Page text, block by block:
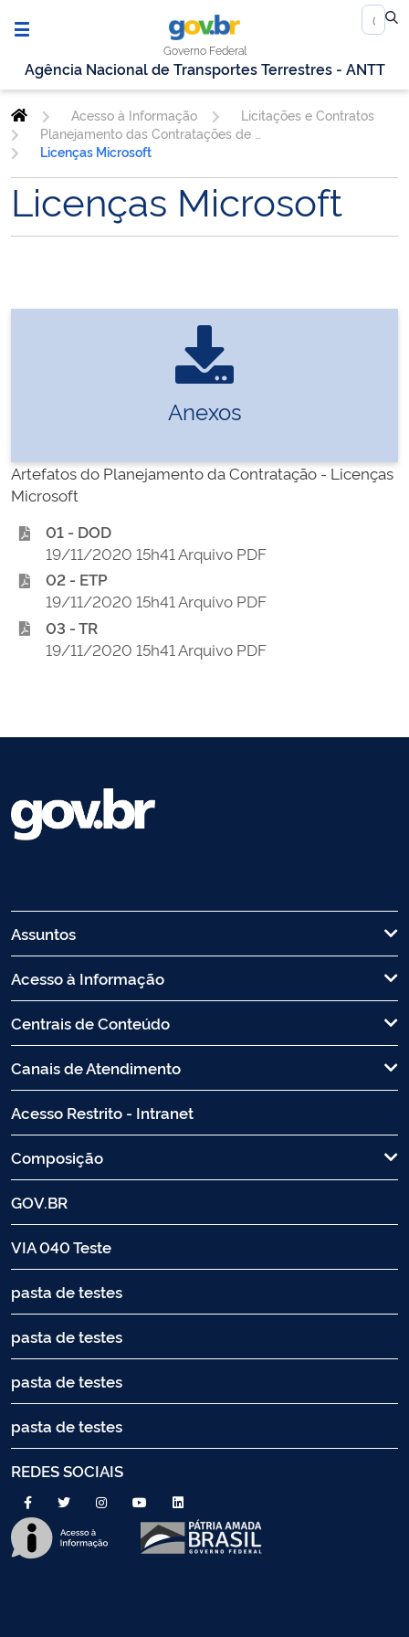
Governo Federal
Agência Nacional de Transportes Terrestres - ANTT
Acesso à Informação
Licitações e Contratos
Licenças Microsoft
Licenças Microsoft
Anexos
Artefatos do Planejamento da Contratação - Licenças
Microsoft
01 - DOD
19/11/2020 15h41 Arquivo PDF
02 - ETP
19/11/2020 15h41 Arquivo PDF
03 - TR
19/11/2020 15h41 Arquivo PDF
Assuntos
Acesso à Informação
Centrais de Conteúdo
Canais de Atendimento
Acesso Restrito - Intranet
Composição
GOV.BR
VIA 040 Teste
pasta de testes
pasta de testes
pasta de testes
pasta de testes
REDES SOCIAIS